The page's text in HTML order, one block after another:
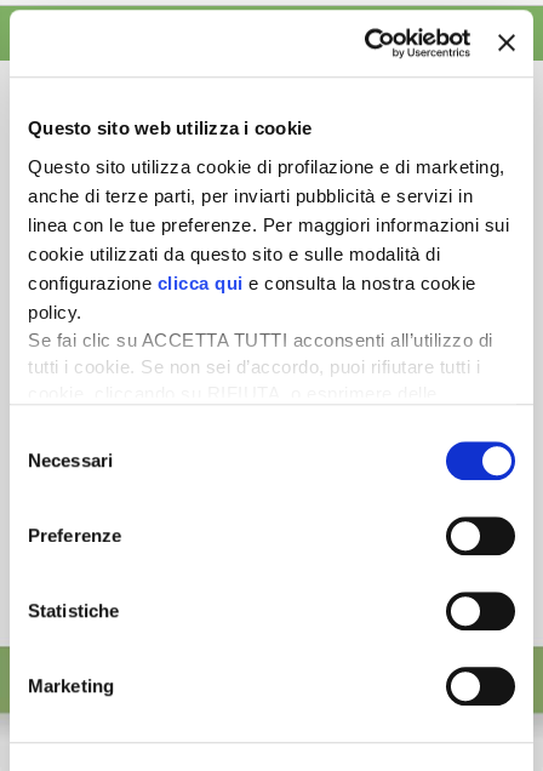
Questo sito web utilizza i cookie
Questo sito utilizza cookie di profilazione e di marketing,
anche di terze parti, per inviarti pubblicità e servizi in
linea con le tue preferenze. Per maggiori informazioni sui
cookie utilizzati da questo sito e sulle modalità di
configurazione clicca qui e consulta la nostra cookie
policy.
Se fai clic su ACCETTA TUTTI acconsenti all’utilizzo di
tutti i cookie. Se non sei d’accordo, puoi rifiutare tutti i
desideri accettare e cliccando ACCETTA SELEZIONATI.
delNecessari
Preferenze
Statistiche
Marketing
Newsletter
Scopri un servizio d'informazione di alta qualità. Tagliato sulle tue
esigenze.